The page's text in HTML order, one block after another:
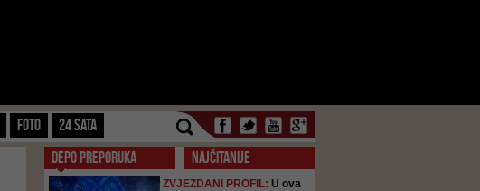
FOTO 24 SATA
DEPO PREPORUKA NAJČITANIJE
ZVJEZDANI PROFIL: U ova